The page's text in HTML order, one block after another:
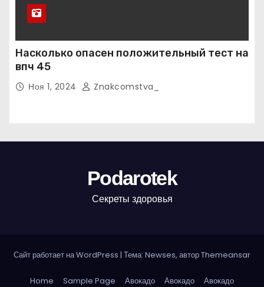
Насколько опасен положительный тест на
впч 45
Ноя 1, 2024 Znakcomstva_
Podarotek
Секреты здоровья
Сайт работает на WordPress | Тема: Newses, авторThemeansar
Home Sample Page Авокадо Авокадо
Авокадо